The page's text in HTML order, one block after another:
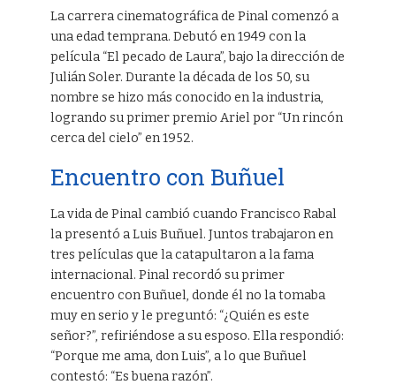
La carrera cinematográfica de Pinal comenzó a
una edad temprana. Debutó en 1949 con la
película “El pecado de Laura”, bajo la dirección de
Julián Soler. Durante la década de los 50, su
nombre se hizo más conocido en la industria,
logrando su primer premio Ariel por “Un rincón
cerca del cielo” en 1952.
Encuentro con Buñuel
La vida de Pinal cambió cuando Francisco Rabal
la presentó a Luis Buñuel. Juntos trabajaron en
tres películas que la catapultaron a la fama
internacional. Pinal recordó su primer
encuentro con Buñuel, donde él no la tomaba
muy en serio y le preguntó: “¿Quién es este
señor?”, refiriéndose a su esposo. Ella respondió:
“Porque me ama, don Luis”, a lo que Buñuel
contestó: “Es buena razón”.